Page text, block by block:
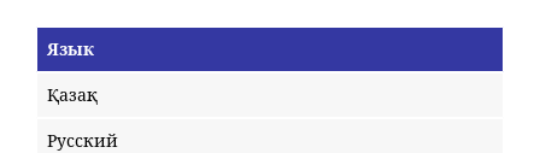
Язык
Қазақ
Русский